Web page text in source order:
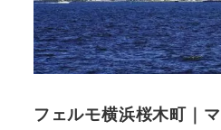
フェルモ横浜桜木町｜